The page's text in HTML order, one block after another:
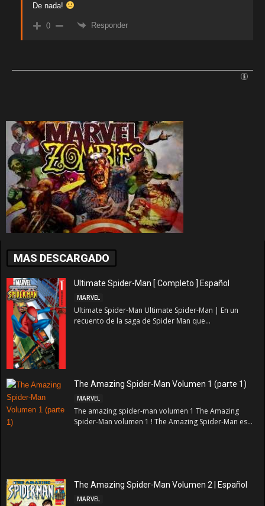
De nada!
0 Responder
MAS DESCARGADO
Ultimate Spider-Man [ Completo ] Español
MARVEL
Ultimate Spider-Man Ultimate Spider-Man | En un
recuento de la saga de Spider Man que...
The Amazing Spider-Man Volumen 1 (parte 1)
MARVEL
The amazing spider-man volumen 1 The Amazing
Spider-Man volumen 1 ! The Amazing Spider-Man es...
The Amazing Spider-Man Volumen 2 | Español
MARVEL